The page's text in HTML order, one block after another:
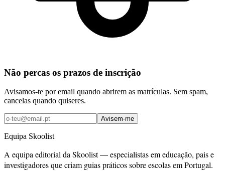
Não percas os prazos de inscrição
Avisamos-te por email quando abrirem as matrículas. Sem spam,
cancelas quando quiseres.
Avisem-me
Equipa Skoolist
A equipa editorial da Skoolist — especialistas em educação, pais e
investigadores que criam guias práticos sobre escolas em Portugal.